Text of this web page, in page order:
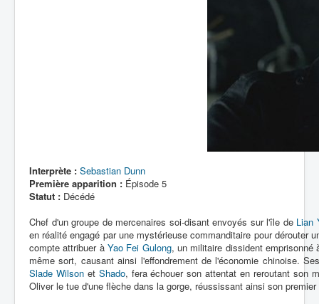
Interprète : Sebastian Dunn
Première apparition : Épisode 5
Statut : Décédé
Chef d'un groupe de mercenaires soi-disant envoyés sur l'île de Lian
en réalité engagé par une mystérieuse commanditaire pour
compte attribuer àYao Fei Gulong, un militaire dissident
même sort, causant ainsi l'effondrement de l'économie chinoise.
Slade Wilsonet Shado, fera échouer son attentat en reroutant son
Oliver le tue d'une flèche dans la gorge, réussissant ainsi son premier